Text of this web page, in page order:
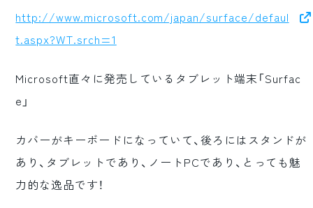
http://www.microsoft.com/japan/surface/defaul
t.aspx?WT.srch=1
Microsoft直々に発売しているタブレット端末「Surfac
e」
カバーがキーボードになっていて、後ろにはスタンドが
あり、タブレットであり、ノートPCであり、とっても魅
力的な逸品です！